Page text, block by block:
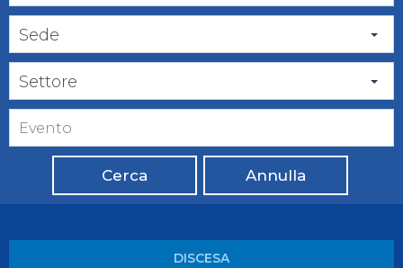
Sede
Settore
Cerca Annulla
DISCESA